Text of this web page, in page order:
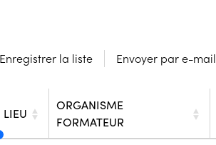
Enregistrer la liste Envoyer par e-mail
LIEU
ORGANISME
FORMATEUR